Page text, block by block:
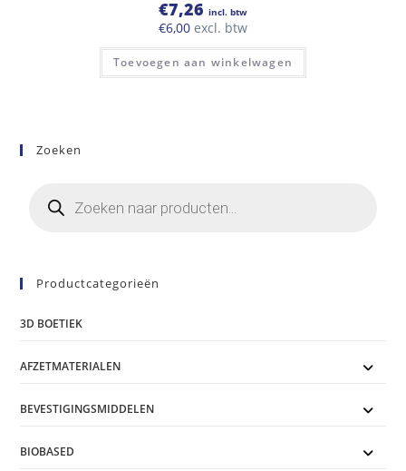
€7,26 incl. btw
€6,00 excl. btw
Toevoegen aan winkelwagen
Zoeken
zoeken
Productcategorieën
3D BOETIEK
AFZETMATERIALEN
BEVESTIGINGSMIDDELEN
BIOBASED